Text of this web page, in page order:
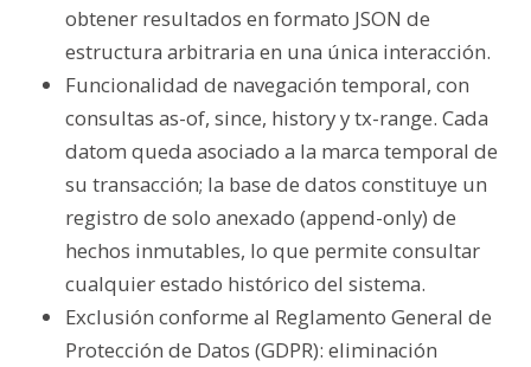
obtener resultados en formato JSON de
estructura arbitraria en una única interacción.
Funcionalidad de navegación temporal, con
consultas as-of, since, history y tx-range. Cada
datom queda asociado a la marca temporal de
su transacción; la base de datos constituye un
registro de solo anexado (append-only) de
hechos inmutables, lo que permite consultar
cualquier estado histórico del sistema.
Exclusión conforme al Reglamento General de
Protección de Datos (GDPR): eliminación